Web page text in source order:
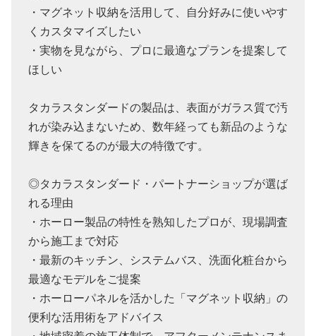
・マグネット収納を活用して、自分好みに使いやす
くカスタマイズしたい
・実物を見ながら、プロに最適なプランを提案して
ほしい
タカラスタンダードの製品は、表面がガラス質で汚
れが染み込まないため、数年経っても新品のような
輝きを保てるのが最大の特徴です。
◎タカラスタンダード・パートナーショップが選ば
れる理由
・ホーロー製品の特性を熟知したプロが、現場調査
から施工まで対応
・最新のキッチン、システムバス、洗面化粧台から
最適なモデルをご提案
・ホーローパネルを活かした「マグネット収納」の
便利な活用術をアドバイス